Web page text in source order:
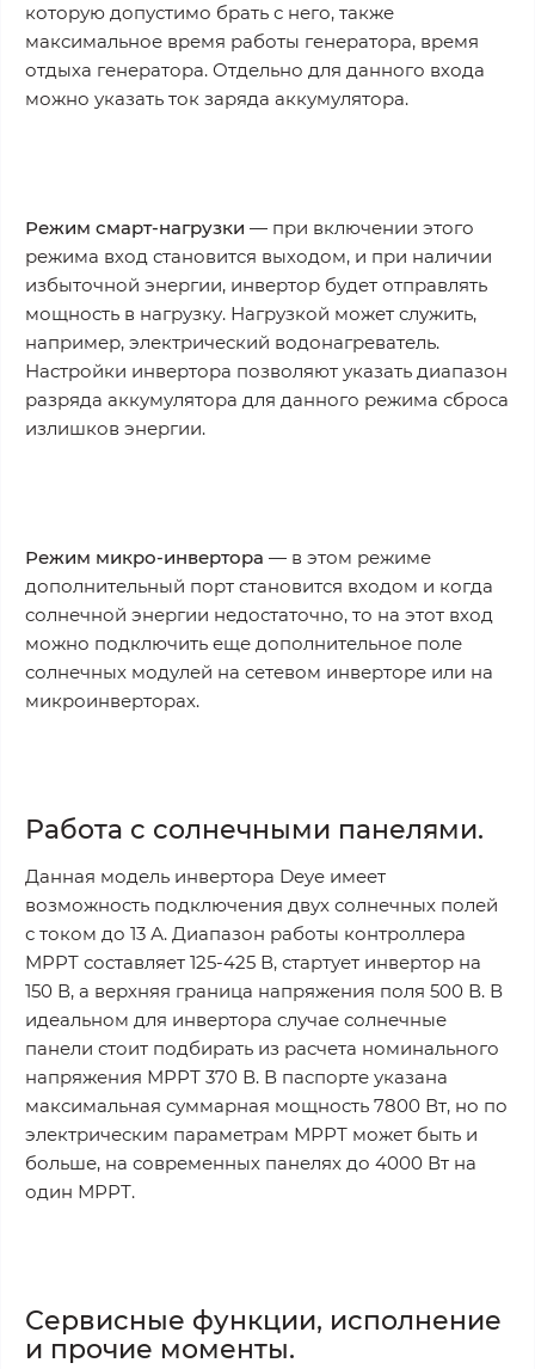
которую допустимо брать с него, также
максимальное время работы генератора, время
отдыха генератора. Отдельно для данного входа
можно указать ток заряда аккумулятора.
Режим смарт-нагрузки — при включении этого
режима вход становится выходом, и при наличии
избыточной энергии, инвертор будет отправлять
мощность в нагрузку. Нагрузкой может служить,
например, электрический водонагреватель.
Настройки инвертора позволяют указать диапазон
разряда аккумулятора для данного режима сброса
излишков энергии.
Режим микро-инвертора — в этом режиме
дополнительный порт становится входом и когда
солнечной энергии недостаточно, то на этот вход
можно подключить еще дополнительное поле
солнечных модулей на сетевом инверторе или на
микроинверторах.
Работа с солнечными панелями.
Данная модель инвертора Deye имеет
возможность подключения двух солнечных полей
с током до 13 А. Диапазон работы контроллера
MPPT составляет 125-425 В, стартует инвертор на
150 В, а верхняя граница напряжения поля 500 В. В
идеальном для инвертора случае солнечные
панели стоит подбирать из расчета номинального
напряжения МРРТ 370 В. В паспорте указана
максимальная суммарная мощность 7800 Вт, но по
электрическим параметрам МРРТ может быть и
больше, на современных панелях до 4000 Вт на
один МРРТ.
Сервисные функции, исполнение
и прочие моменты.